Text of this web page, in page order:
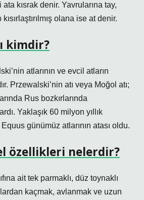
ata kısrak denir. Yavrularına tay,
kısırlaştırılmış olana ise at denir.
kimdir?
atlarının ve evcil atların
Przewalski’nin atı veya Moğol atı;
Rus bozkırlarında
Yaklaşık 60 milyon yıllık
günümüz atlarının atası oldu.
özellikleri nelerdir?
ait tek parmaklı, düz toynaklı
kaçmak, avlanmak ve uzun